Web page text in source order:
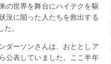
の世界を舞台にハイテクを駆
況に陥った人たちを救出する
。
ダーソンさんは、おととしア
公表していました。ここ半年